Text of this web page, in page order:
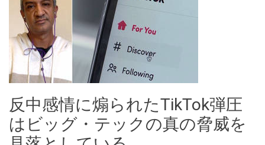
反中感情に煽られたTikTok弾圧
はビッグ・テックの真の脅威を